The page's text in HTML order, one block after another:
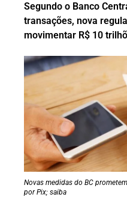
Segundo o Banco
transações, nova
movimentar R$ 10
Novas medidas do BC
por Pix; saiba